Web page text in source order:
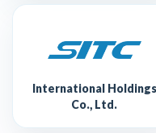
International Holdings
Co., Ltd.